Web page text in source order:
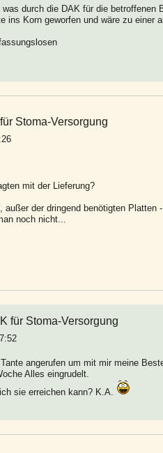
durch die DAK für die betroffenen
ins Korn geworfen und wäre zu einer
Stoma-Versorgung
mit der Lieferung?
außer der dringend benötigten
noch nicht...
für Stoma-Versorgung
angerufen um mit mir meine
Alles eingrudelt.
sie erreichen kann? K.A.